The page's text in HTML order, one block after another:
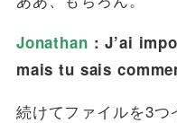
Jonathan : J’ai
mais tu sais
続けてファイルを3つ